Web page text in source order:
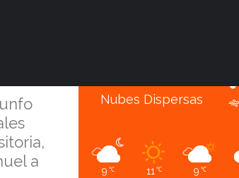
a
Nubes Dispersas
9 ℃ 11 ℃ 9 ℃